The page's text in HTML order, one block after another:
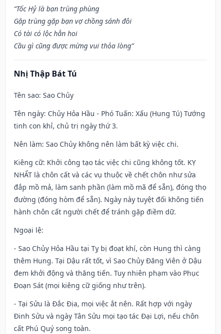
“Tốc Hỷ là bạn trùng phùng
Gặp trùng gặp bạn vợ chồng sánh đôi
Có tài có lộc hẳn hoi
Cầu gì cũng được mừng vui thỏa lòng”
Nhị Thập Bát Tú
Tên sao: Sao Chủy
Tên ngày: Chủy Hỏa Hầu - Phó Tuấn: Xấu (Hung Tú) Tướng
tinh con khỉ, chủ trị ngày thứ 3.
Nên làm: Sao Chủy không nên làm bất kỳ việc chi.
Kiêng cữ: Khởi công tạo tác việc chi cũng không tốt. KỴ
NHẤT là chôn cất và các vụ thuộc về chết chôn như sửa
đắp mồ mả, làm sanh phần (làm mồ mã để sẵn), đóng thọ
đường (đóng hòm để sẵn). Ngày này tuyệt đối không tiến
hành chôn cất người chết để tránh gặp điềm dữ.
Ngoại lệ:
- Sao Chủy Hỏa Hầu tại Tỵ bị đoạt khí, còn Hung thì càng
thêm Hung. Tại Dậu rất tốt, vì Sao Chủy Đăng Viên ở Dậu
đem khởi động và thăng tiến. Tuy nhiên phạm vào Phục
Đoạn Sát (mọi kiêng cữ giống như trên).
- Tại Sửu là Đắc Địa, mọi việc ắt nên. Rất hợp với ngày
Đinh Sửu và ngày Tân Sửu mọi tạo tác Đại Lợi, nếu chôn
cất Phú Quý song toàn.